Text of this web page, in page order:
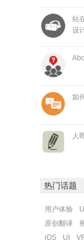
站
设
如
人
热门话题
用户体验
原创翻译
iOS
UI